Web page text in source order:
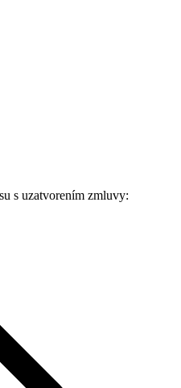
s uzatvorením zmluvy: